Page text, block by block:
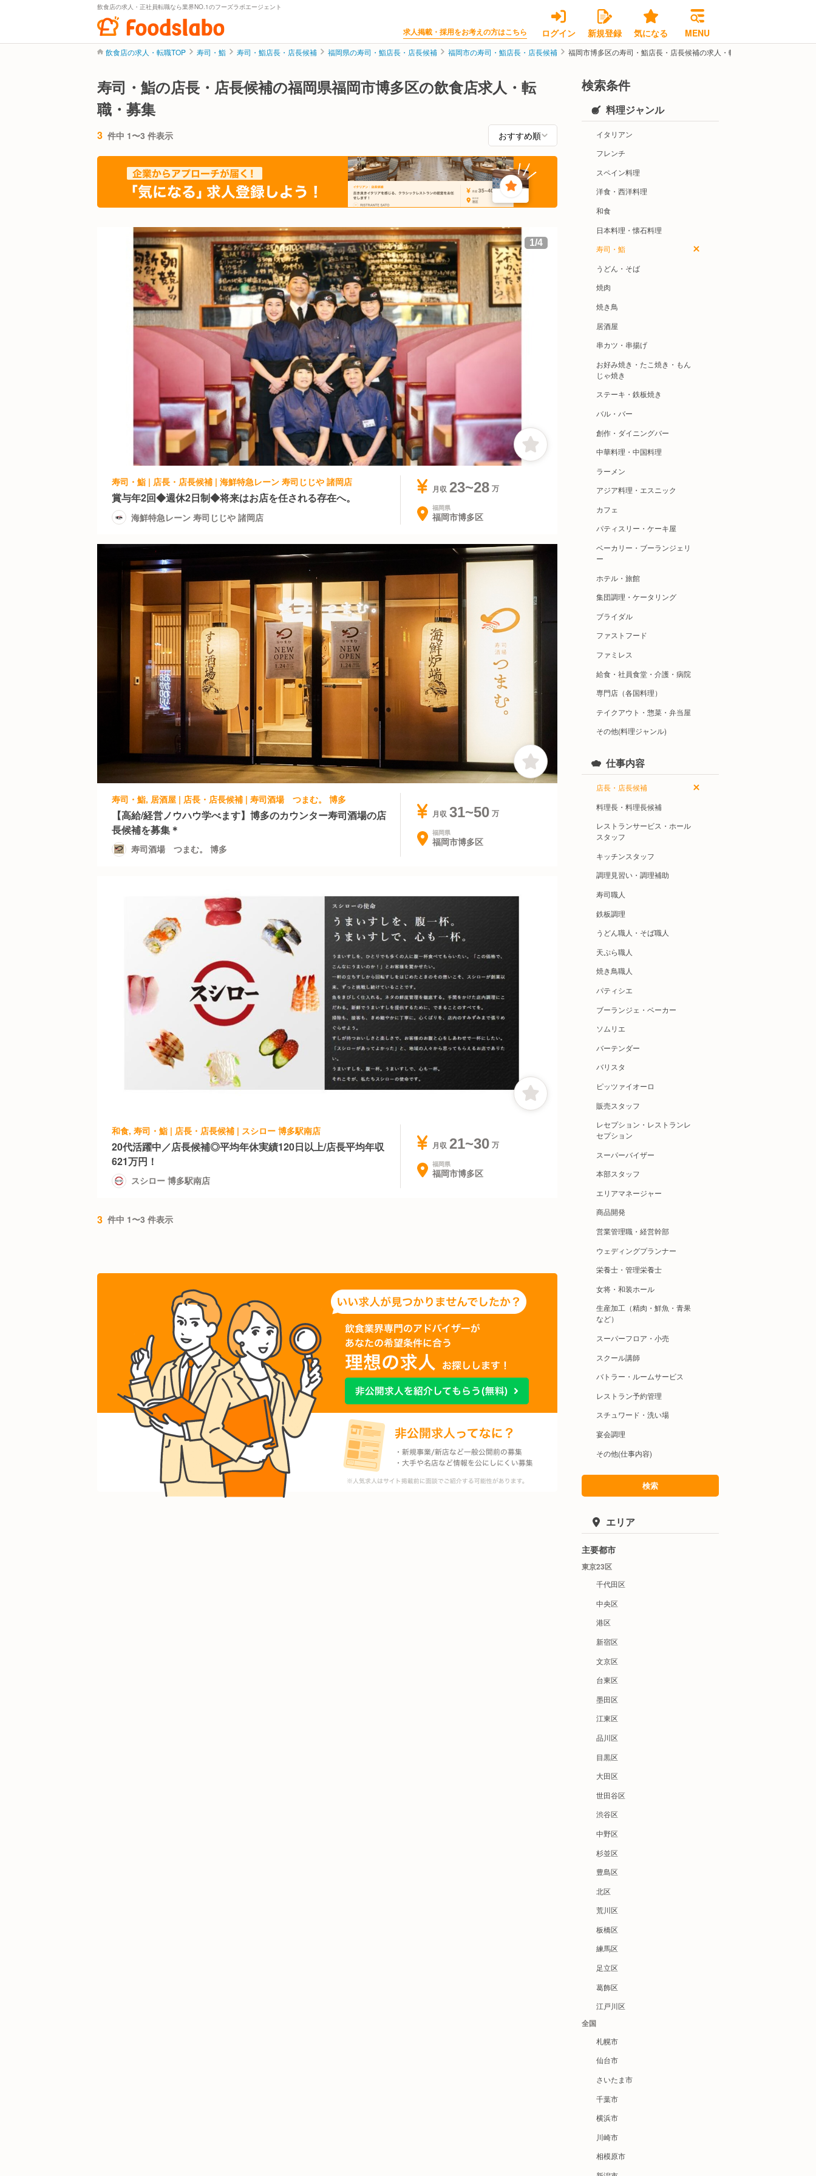
飲食店の求人・正社員転職なら業界NO.1のフーズラボエージェント
求人掲載・採用をお考えの方はこちら ログイン 新規登録 気になる MENU
飲食店の求人・転職TOP 寿司・鮨 寿司・鮨店長・店長候補 福岡県の寿司・鮨店長・店長候補 福岡市の寿司・鮨店長・店長候補 福岡市博多区の寿司・鮨店長・店長候補の求人・転職情報
寿司・鮨の店長・店長候補の福岡県福岡市博多区の飲食店求人・転
職・募集
3 件中 1〜3 件表示
1/4
寿司・鮨 | 店長・店長候補 | 海鮮特急レーン 寿司じじや 諸岡店
賞与年2回◆週休2日制◆将来はお店を任される存在へ。
海鮮特急レーン 寿司じじや 諸岡店
月収 23~28
福岡県
福岡市博多区
寿司・鮨, 居酒屋 | 店長・店長候補 | 寿司酒場 つまむ。 博多
【高給/経営ノウハウ学べます】博多のカウンター寿司酒場の店
長候補を募集＊
寿司酒場 つまむ。 博多
月収 31~50
福岡県
福岡市博多区
和食, 寿司・鮨 | 店長・店長候補 | スシロー 博多駅南店
20代活躍中／店長候補◎平均年休実績120日以上/店長平均年収
621万円！
スシロー 博多駅南店
月収 21~30
福岡県
福岡市博多区
3 件中 1〜3 件表示
検索条件
料理ジャンル
イタリアン
フレンチ
スペイン料理
洋食・西洋料理
和食
日本料理・懐石料理
寿司・鮨
うどん・そば
焼肉
焼き鳥
居酒屋
串カツ・串揚げ
お好み焼き・たこ焼き・もん
じゃ焼き
ステーキ・鉄板焼き
バル・バー
創作・ダイニングバー
中華料理・中国料理
ラーメン
アジア料理・エスニック
カフェ
パティスリー・ケーキ屋
ベーカリー・ブーランジェリ
ー
ホテル・旅館
集団調理・ケータリング
ブライダル
ファストフード
ファミレス
給食・社員食堂・介護・病院
専門店（各国料理）
テイクアウト・惣菜・弁当屋
その他(料理ジャンル)
仕事内容
店長・店長候補
料理長・料理長候補
レストランサービス・ホール
スタッフ
キッチンスタッフ
調理見習い・調理補助
寿司職人
鉄板調理
うどん職人・そば職人
天ぷら職人
焼き鳥職人
パティシエ
ブーランジェ・ベーカー
ソムリエ
バーテンダー
バリスタ
ピッツァイオーロ
販売スタッフ
レセプション・レストランレ
セプション
スーパーバイザー
本部スタッフ
エリアマネージャー
商品開発
営業管理職・経営幹部
ウェディングプランナー
栄養士・管理栄養士
女将・和装ホール
生産加工（精肉・鮮魚・青果
など）
スーパーフロア・小売
スクール講師
バトラー・ルームサービス
レストラン予約管理
スチュワード・洗い場
宴会調理
その他(仕事内容)
検索
エリア
主要都市
東京23区
千代田区
中央区
港区
新宿区
文京区
台東区
墨田区
江東区
品川区
目黒区
大田区
世田谷区
渋谷区
中野区
杉並区
豊島区
北区
荒川区
板橋区
練馬区
足立区
葛飾区
江戸川区
全国
札幌市
仙台市
さいたま市
千葉市
横浜市
川崎市
相模原市